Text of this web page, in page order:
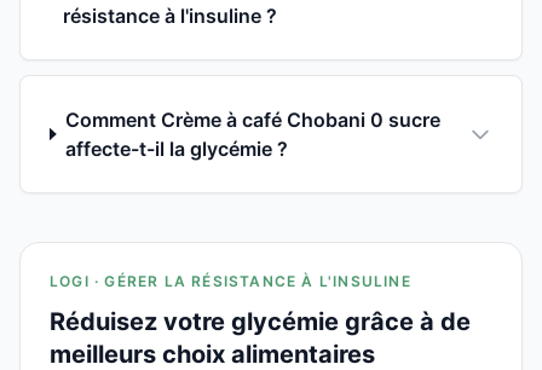
résistance à l'insuline ?
Comment Crème à café Chobani 0 sucre
affecte-t-il la glycémie ?
LOGI · GÉRER LA RÉSISTANCE À L'INSULINE
Réduisez votre glycémie grâce à de
meilleurs choix alimentaires